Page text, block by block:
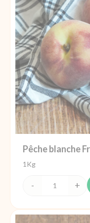
Pêche blanche
1Kg
quantité
Pêche